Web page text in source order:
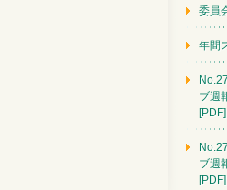
委員
年間
ブ週
[PDF]
ブ週
[PDF]